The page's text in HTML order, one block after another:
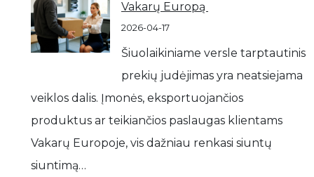
Vakarų Europą
2026-04-17
Šiuolaikiniame versle tarptautinis
prekių judėjimas yra neatsiejama
veiklos dalis. Įmonės, eksportuojančios
produktus ar teikiančios paslaugas klientams
Vakarų Europoje, vis dažniau renkasi siuntų
siuntimą…